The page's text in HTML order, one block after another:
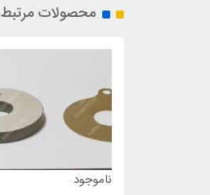
محصولات مرتبط
ناموجود